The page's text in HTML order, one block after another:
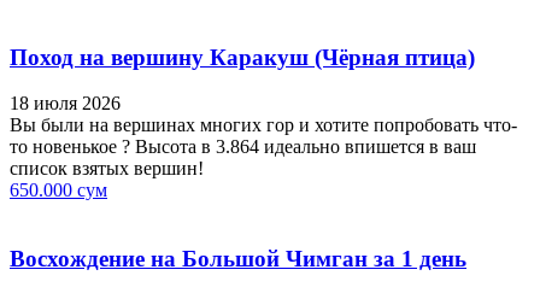
Поход на вершину Каракуш (Чёрная птица)
18 июля 2026
Вы были на вершинах многих гор и хотите попробовать что-
то новенькое ? Высота в 3.864 идеально впишется в ваш
список взятых вершин!
650.000 сум
Восхождение на Большой Чимган за 1 день